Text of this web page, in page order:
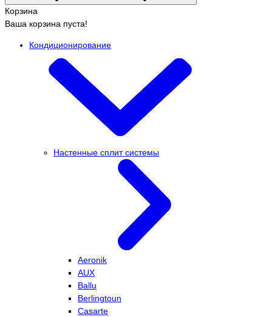
Корзина
Ваша корзина пуста!
Кондиционирование
Настенные сплит системы
Aeronik
AUX
Ballu
Berlingtoun
Casarte